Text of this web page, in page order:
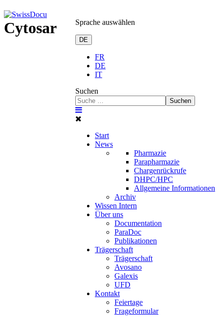
Sprache auswählen
DE
FR
DE
IT
Suchen
Suchen
Start
News
Pharmazie
Parapharmazie
Chargenrückrufe
DHPC/HPC
Allgemeine Informationen
Archiv
Wissen Intern
Über uns
Documentation
ParaDoc
Publikationen
Trägerschaft
Trägerschaft
Avosano
Galexis
UFD
Kontakt
Feiertage
Frageformular
Cytosar